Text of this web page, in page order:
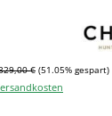
€ (51.05% gespart)